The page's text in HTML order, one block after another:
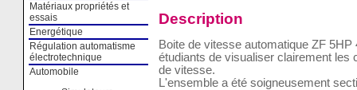
Matériaux propriétés et
essais
Energétique
Régulation automatisme
électrotechnique
Automobile
Description
Boite de vitesse automatique ZF
étudiants de visualiser clairement les
de vitesse.
L'ensemble a été soigneusement